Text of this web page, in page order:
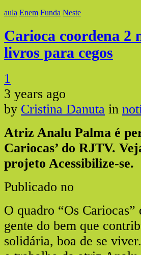
aula Enem Funda Neste
Carioca coordena 2
livros para cegos
1
3 years ago
by Cristina Danuta in
Atriz Analu Palma é
Cariocas’ do RJTV.
projeto Acessibilize-se.
Publicado no
O quadro “Os
gente do bem que
solidária, boa de se